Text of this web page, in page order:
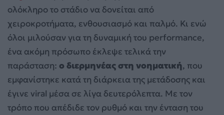
ολόκληρο το στάδιο να δονείται από
χειροκροτήματα, ενθουσιασμό και παλμό. Κι ενώ
όλοι μιλούσαν για τη δυναμική του performance,
ένα ακόμη πρόσωπο έκλεψε τελικά την
παράσταση: ο διερμηνέας στη νοηματική, που
εμφανίστηκε κατά τη διάρκεια της μετάδοσης και
έγινε viral μέσα σε λίγα δευτερόλεπτα. Με τον
τρόπο που απέδιδε τον ρυθμό και την ένταση του